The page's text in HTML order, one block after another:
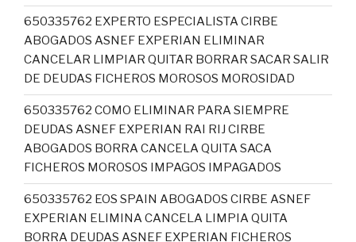
650335762 EXPERTO ESPECIALISTA CIRBE
ABOGADOS ASNEF EXPERIAN ELIMINAR
CANCELAR LIMPIAR QUITAR BORRAR SACAR SALIR
DE DEUDAS FICHEROS MOROSOS MOROSIDAD
650335762 COMO ELIMINAR PARA SIEMPRE
DEUDAS ASNEF EXPERIAN RAI RIJ CIRBE
ABOGADOS BORRA CANCELA QUITA SACA
FICHEROS MOROSOS IMPAGOS IMPAGADOS
650335762 EOS SPAIN ABOGADOS CIRBE ASNEF
EXPERIAN ELIMINA CANCELA LIMPIA QUITA
BORRA DEUDAS ASNEF EXPERIAN FICHEROS